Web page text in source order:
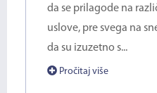
da se prilagode na
uslove, pre svega na
da su izuzetno s...
Pročitaj više